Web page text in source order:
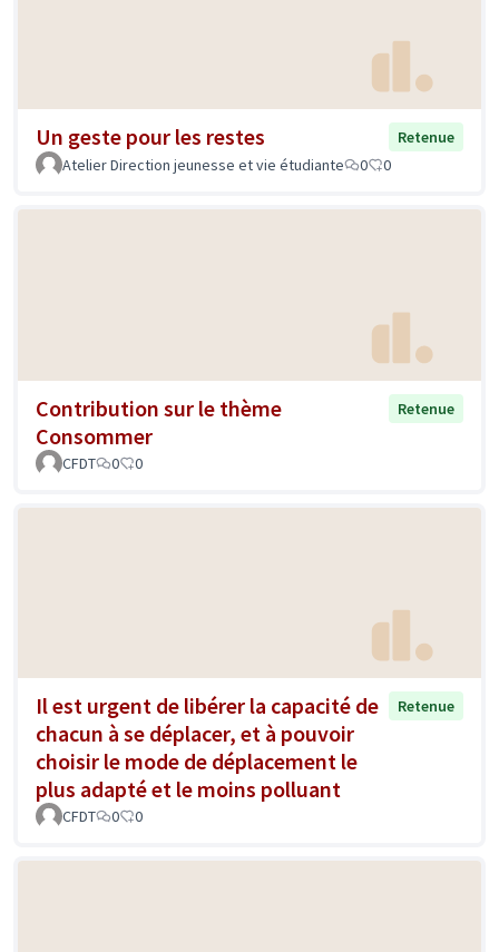
Un geste pour les restes
Retenue
Atelier Direction jeunesse et vie étudiante
0 0
Contribution sur le thème
Consommer
Retenue
CFDT 0 0
Il est urgent de libérer la capacité de
chacun à se déplacer, et à pouvoir
choisir le mode de déplacement le
plus adapté et le moins polluant
Retenue
CFDT 0 0